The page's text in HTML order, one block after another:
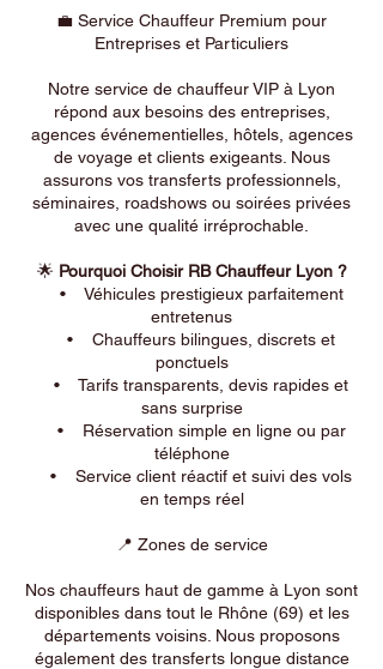
💼 Service Chauffeur Premium pour
Entreprises et Particuliers
Notre service de chauffeur VIP à Lyon
répond aux besoins des entreprises,
agences événementielles, hôtels, agences
de voyage et clients exigeants. Nous
assurons vos transferts professionnels,
séminaires, roadshows ou soirées privées
avec une qualité irréprochable.
🌟 Pourquoi Choisir RB Chauffeur Lyon ?
• Véhicules prestigieux parfaitement
entretenus
• Chauffeurs bilingues, discrets et
ponctuels
• Tarifs transparents, devis rapides et
sans surprise
• Réservation simple en ligne ou par
téléphone
• Service client réactif et suivi des vols
en temps réel
📍 Zones de service
Nos chauffeurs haut de gamme à Lyon sont
disponibles dans tout le Rhône (69) et les
départements voisins. Nous proposons
également des transferts longue distance